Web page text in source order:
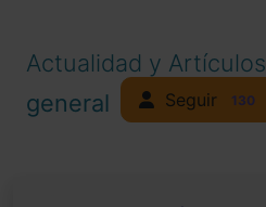
Actualidad y Artículos
general
Seguir 130